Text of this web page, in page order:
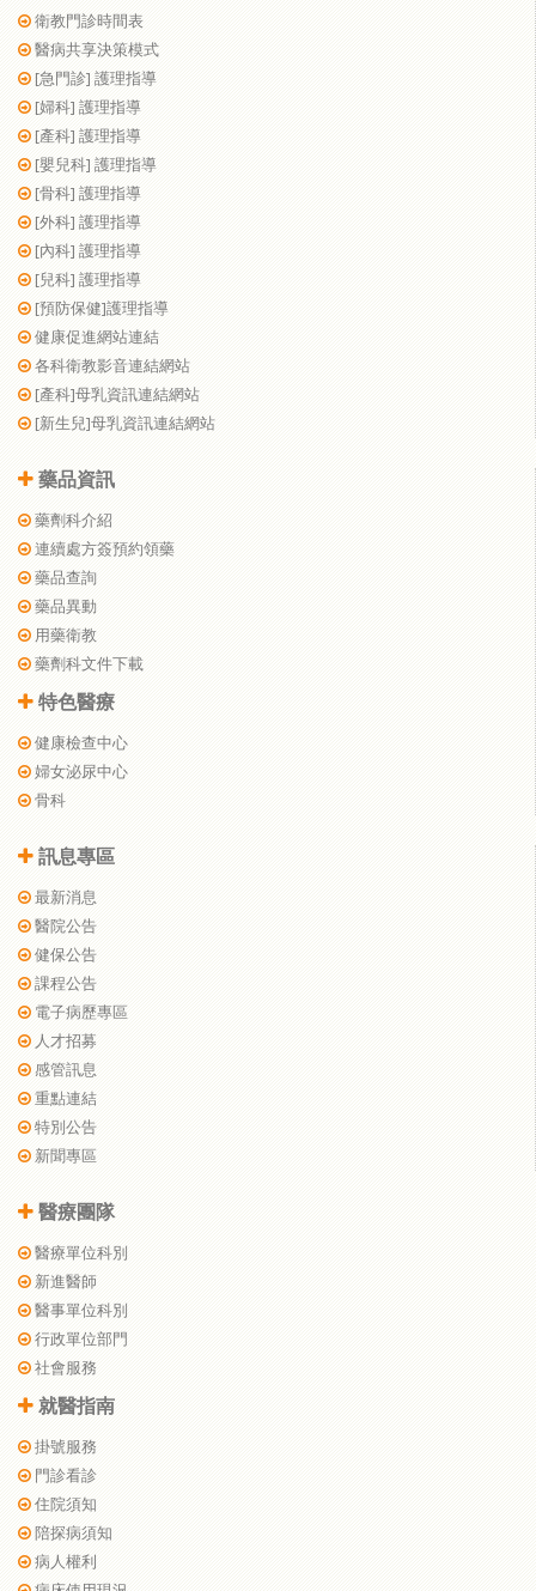
衛教門診時間表
醫病共享決策模式
[急門診] 護理指導
[婦科] 護理指導
[產科] 護理指導
[嬰兒科] 護理指導
[骨科] 護理指導
[外科] 護理指導
[內科] 護理指導
[兒科] 護理指導
[預防保健]護理指導
健康促進網站連結
各科衛教影音連結網站
[產科]母乳資訊連結網站
[新生兒]母乳資訊連結網站
藥品資訊
藥劑科介紹
連續處方簽預約領藥
藥品查詢
藥品異動
用藥衛教
藥劑科文件下載
特色醫療
健康檢查中心
婦女泌尿中心
骨科
訊息專區
最新消息
醫院公告
健保公告
課程公告
電子病歷專區
人才招募
感管訊息
重點連結
特別公告
新聞專區
醫療團隊
醫療單位科別
新進醫師
醫事單位科別
行政單位部門
社會服務
就醫指南
掛號服務
門診看診
住院須知
陪探病須知
病人權利